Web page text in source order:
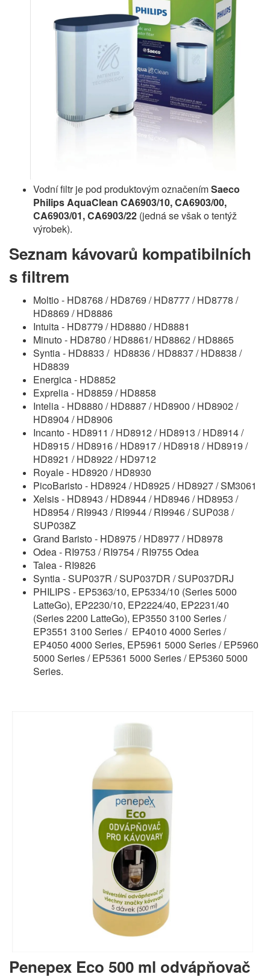
Vodní filtr je pod produktovým označenímSaeco
Philips AquaClean CA6903/10, CA6903/00,
CA6903/01, CA6903/22 (jedná se však o tentýž
výrobek).
Seznam kávovarů kompatibilních
s filtrem
Moltio - HD8768 / HD8769 / HD8777 / HD8778 /
HD8869 / HD8886
Intuita - HD8779 / HD8880 / HD8881
Minuto - HD8780 / HD8861/ HD8862 / HD8865
Syntia - HD8833 / HD8836 / HD8837 / HD8838 /
HD8839
Energica - HD8852
Exprelia - HD8859 / HD8858
Intelia - HD8880 / HD8887 / HD8900 / HD8902 /
HD8904 / HD8906
Incanto - HD8911 / HD8912 / HD8913 / HD8914 /
HD8915 / HD8916 / HD8917 / HD8918 / HD8919 /
HD8921 / HD8922 / HD9712
Royale - HD8920 / HD8930
PicoBaristo - HD8924 / HD8925 / HD8927 / SM3061
Xelsis - HD8943 / HD8944 / HD8946 / HD8953 /
HD8954 / RI9943 / RI9944 / RI9946 / SUP038 /
SUP038Z
Grand Baristo - HD8975 / HD8977 / HD8978
Odea - RI9753 / RI9754 / RI9755 Odea
Talea - RI9826
Syntia - SUP037R / SUP037DR / SUP037DRJ
PHILIPS - EP5363/10, EP5334/10 (Series 5000
LatteGo), EP2230/10, EP2224/40, EP2231/40
(Series 2200 LatteGo), EP3550 3100 Series /
EP3551 3100 Series / EP4010 4000 Series /
EP4050 4000 Series, EP5961 5000 Series / EP5960
5000 Series / EP5361 5000 Series / EP5360 5000
Series.
Penepex Eco 500 ml odvápňovač